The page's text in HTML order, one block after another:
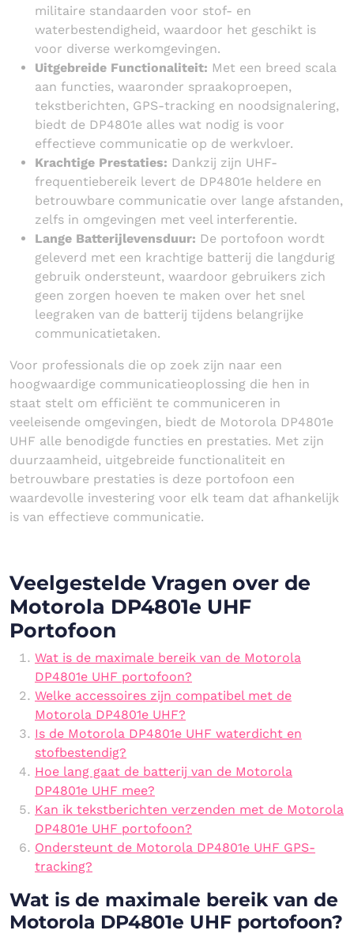
militaire standaarden voor stof- en
waterbestendigheid, waardoor het geschikt is
voor diverse werkomgevingen.
Uitgebreide Functionaliteit: Met een breed scala
aan functies, waaronder spraakoproepen,
tekstberichten, GPS-tracking en noodsignalering,
biedt de DP4801e alles wat nodig is voor
effectieve communicatie op de werkvloer.
Krachtige Prestaties: Dankzij zijn UHF-
frequentiebereik levert de DP4801e heldere en
betrouwbare communicatie over lange afstanden,
zelfs in omgevingen met veel interferentie.
Lange Batterijlevensduur: De portofoon wordt
geleverd met een krachtige batterij die langdurig
gebruik ondersteunt, waardoor gebruikers zich
geen zorgen hoeven te maken over het snel
leegraken van de batterij tijdens belangrijke
communicatietaken.
Voor professionals die op zoek zijn naar een
hoogwaardige communicatieoplossing die hen in
staat stelt om efficiënt te communiceren in
veeleisende omgevingen, biedt de Motorola DP4801e
UHF alle benodigde functies en prestaties. Met zijn
duurzaamheid, uitgebreide functionaliteit en
betrouwbare prestaties is deze portofoon een
waardevolle investering voor elk team dat afhankelijk
is van effectieve communicatie.
Veelgestelde Vragen over de
Motorola DP4801e UHF
Portofoon
Wat is de maximale bereik van de Motorola
DP4801e UHF portofoon?
Welke accessoires zijn compatibel met de
Motorola DP4801e UHF?
Is de Motorola DP4801e UHF waterdicht en
stofbestendig?
Hoe lang gaat de batterij van de Motorola
DP4801e UHF mee?
Kan ik tekstberichten verzenden met de Motorola
DP4801e UHF portofoon?
Ondersteunt de Motorola DP4801e UHF GPS-
tracking?
Wat is de maximale bereik van de
Motorola DP4801e UHF portofoon?